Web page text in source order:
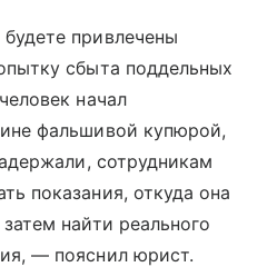
привлечены
сбыта поддельных
начал
фальшивой купюрой,
сотрудникам
показания, откуда она
найти реального
— пояснил юрист.